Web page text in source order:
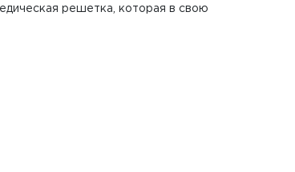
решетка, которая в свою